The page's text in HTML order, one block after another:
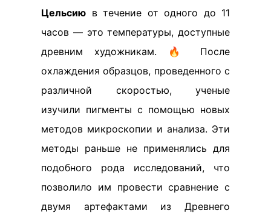
Цельсию в течение от одного до 11
часов — это температуры, доступные
древним художникам. 🔥 После
охлаждения образцов, проведенного с
различной скоростью, ученые
изучили пигменты с помощью новых
методов микроскопии и анализа. Эти
методы раньше не применялись для
подобного рода исследований, что
позволило им провести сравнение с
двумя артефактами из Древнего